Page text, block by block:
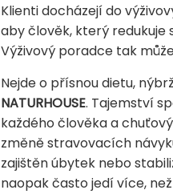
Klienti docházejí do
aby člověk, který redukuje
Výživový poradce tak
Nejde o přísnou dietu,
NATURHOUSE. Tajemství
každého člověka a
změně stravovacích
zajištěn úbytek nebo
naopak často jedí více,